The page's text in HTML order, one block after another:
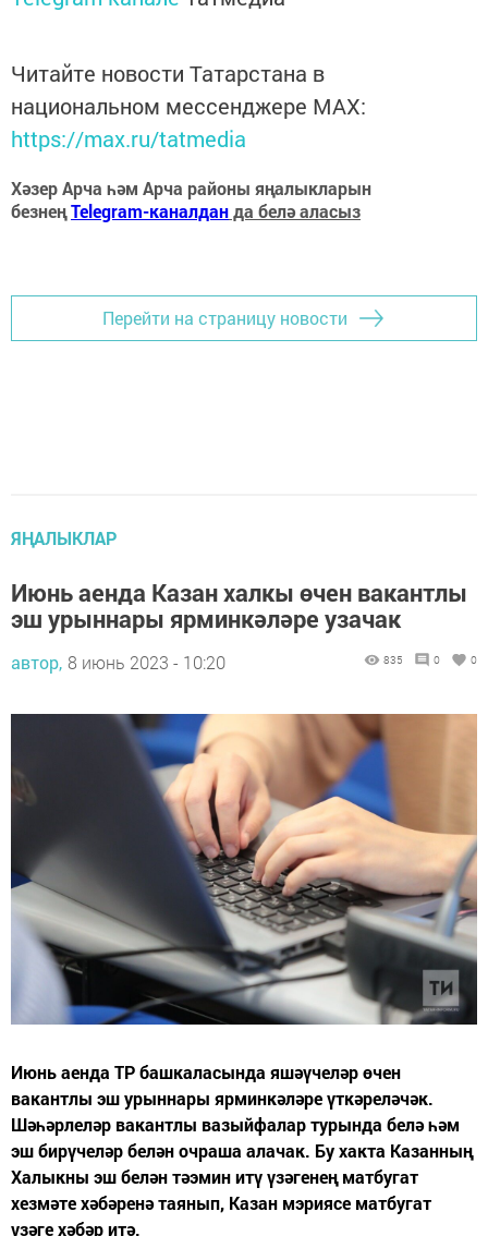
Читайте новости Татарстана в
национальном мессенджере MАХ:
https://max.ru/tatmedia
Хәзер Арча һәм Арча районы яңалыкларын
безнеңTelegram-каналданда белә аласыз
Перейти на страницу новости
ЯҢАЛЫКЛАР
Июнь аенда Казан халкы өчен вакантлы
эш урыннары ярминкәләре узачак
автор, 8 июнь 2023 - 10:20 835 0 0
Июнь аенда ТР башкаласында яшәүчеләр өчен
вакантлы эш урыннары ярминкәләре үткәреләчәк.
Шәһәрлеләр вакантлы вазыйфалар турында белә һәм
эш бирүчеләр белән очраша алачак. Бу хакта Казанның
Халыкны эш белән тәэмин итү үзәгенең матбугат
хезмәте хәбәренә таянып, Казан мэриясе матбугат
үзәге хәбәр итә.